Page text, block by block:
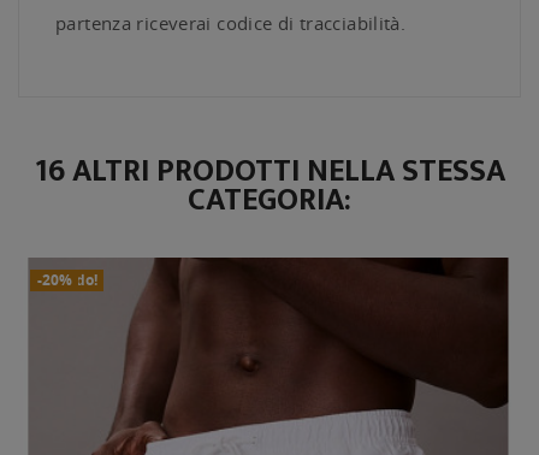
partenza riceverai codice di tracciabilità.
16 ALTRI PRODOTTI NELLA STESSA
CATEGORIA:
In Saldo!
Nuovo
-20%